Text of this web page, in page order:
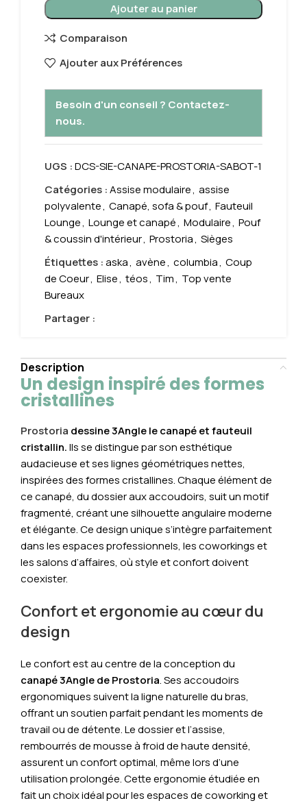
Ajouter au panier
Comparaison
Ajouter aux Préférences
Besoin d'un conseil ? Contactez-
nous.
UGS :DCS-SIE-CANAPE-PROSTORIA-SABOT-1
Catégories :Assise modulaire, assise
polyvalente, Canapé, sofa & pouf, Fauteuil
Lounge, Lounge et canapé, Modulaire, Pouf
& coussin d'intérieur, Prostoria, Sièges
Étiquettes :aska, avène, columbia, Coup
de Coeur, Elise, téos, Tim, Top vente
Bureaux
Partager :
Description
Un design inspiré des formes
cristallines
Prostoria dessine3Angle le canapé et fauteuil
cristallin.Ils se distingue par son esthétique
audacieuse et ses lignes géométriques nettes,
inspirées des formes cristallines. Chaque élément de
ce canapé, du dossier aux accoudoirs, suit un motif
fragmenté, créant une silhouette angulaire moderne
et élégante. Ce design unique s’intègre parfaitement
dans les espaces professionnels, les coworkings et
les salons d’affaires, où style et confort doivent
coexister.
Confort et ergonomie au cœur du
design
Le confort est au centre de la conception du
canapé 3Angle de Prostoria. Ses accoudoirs
ergonomiques suivent la ligne naturelle du bras,
offrant un soutien parfait pendant les moments de
travail ou de détente. Le dossier et l’assise,
rembourrés de mousse à froid de haute densité,
assurent un confort optimal, même lors d’une
utilisation prolongée. Cette ergonomie étudiée en
fait un choix idéal pour les espaces de coworking et